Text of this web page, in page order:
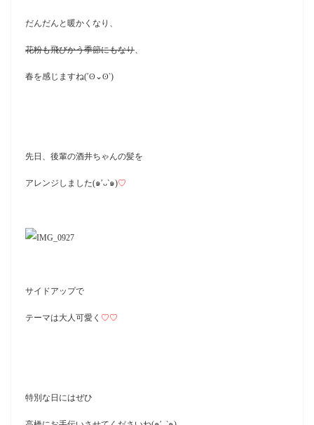
だんだんと暖かくなり、
花粉も飛びかう季節にもなり、
春を感じますね(′ʘ⌄ʘ‵)
先日、後輩の酒井ちゃんの髪を
アレンジしました(๑′ᴗ‵๑)♡
サイドアップで
テーマは大人可愛く ♡♡
特別な日にはぜひ